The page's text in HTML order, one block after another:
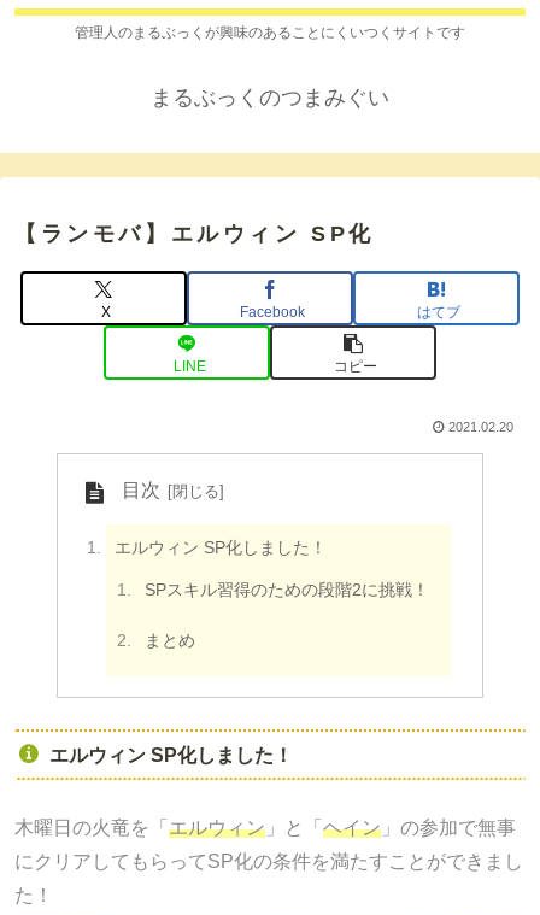
管理人のまるぶっくが興味のあることにくいつくサイトです
まるぶっくのつまみぐい
【ランモバ】エルウィン SP化
X Facebook はてブ
LINE コピー
2021.02.20
目次
エルウィン SP化しました！
SPスキル習得のための段階2に挑戦！
まとめ
エルウィン SP化しました！
木曜日の火竜を「 エルウィン 」と「 ヘイン 」の参加で無事
にクリアしてもらってSP化の条件を満たすことができまし
た！